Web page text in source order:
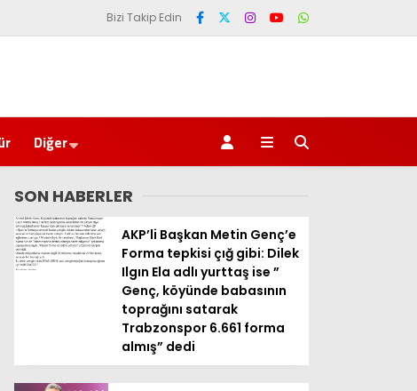
Bizi Takip Edin
Diğer
SON HABERLER
AKP’li Başkan Metin Genç’e
Forma tepkisi çığ gibi: Dilek
Ilgın Ela adlı yurttaş ise ”
Genç, köyünde babasının
toprağını satarak
Trabzonspor 6.661 forma
almış” dedi